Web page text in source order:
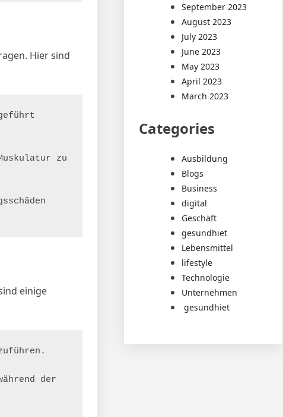
Hier sind
zu
einige
der
September 2023
August 2023
July 2023
June 2023
May 2023
April 2023
March 2023
Categories
Ausbildung
Blogs
Business
digital
Geschäft
gesundhiet
Lebensmittel
lifestyle
Technologie
Unternehmen
gesundhiet